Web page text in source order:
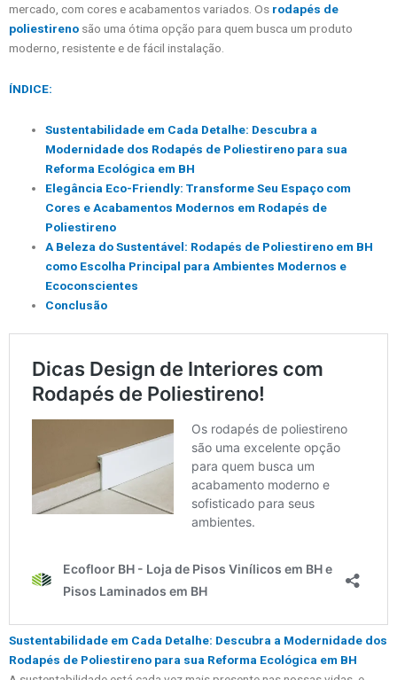
mercado, com cores e acabamentos variados. Os rodapés de
poliestireno são uma ótima opção para quem busca um produto
moderno, resistente e de fácil instalação.
ÍNDICE:
Sustentabilidade em Cada Detalhe: Descubra a
Modernidade dos Rodapés de Poliestireno para sua
Reforma Ecológica em BH
Elegância Eco-Friendly: Transforme Seu Espaço com
Cores e Acabamentos Modernos em Rodapés de
Poliestireno
A Beleza do Sustentável: Rodapés de Poliestireno em BH
como Escolha Principal para Ambientes Modernos e
Ecoconscientes
Conclusão
Sustentabilidade em Cada Detalhe: Descubra a Modernidade dos
Rodapés de Poliestireno para sua Reforma Ecológica em BH